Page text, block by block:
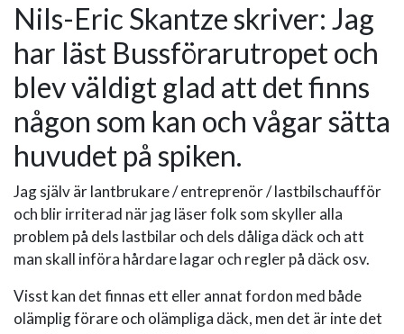
Nils-Eric Skantze skriver: Jag
har läst Bussförarutropet och
blev väldigt glad att det finns
någon som kan och vågar sätta
huvudet på spiken.
Jag själv är lantbrukare / entreprenör / lastbilschaufför
och blir irriterad när jag läser folk som skyller alla
problem på dels lastbilar och dels dåliga däck och att
man skall införa hårdare lagar och regler på däck osv.
Visst kan det finnas ett eller annat fordon med både
olämplig förare och olämpliga däck, men det är inte det